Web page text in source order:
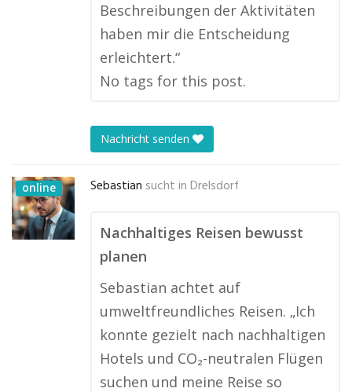
Beschreibungen der Aktivitäten
haben mir die Entscheidung
erleichtert.“
No tags for this post.
Nachricht senden
online Sebastian sucht in Drelsdorf
Nachhaltiges Reisen bewusst
planen
Sebastian achtet auf
umweltfreundliches Reisen. „Ich
konnte gezielt nach nachhaltigen
Hotels und CO₂-neutralen Flügen
suchen und meine Reise so